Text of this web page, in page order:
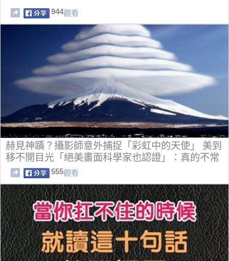
944觀看
赫見神蹟？攝影師意外捕捉「彩虹中的天使」 美到
移不開目光「絕美畫面科學家也認證」：真的不常
見
555觀看